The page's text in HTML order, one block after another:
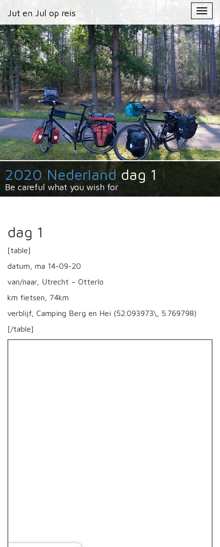
Jut en Jul op reis
Primary
Menu
Jut en Jul op reis
2020 Nederlanddag 1
Be careful what you wish for
dag 1
[table]
datum, ma 14-09-20
van/naar, Utrecht – Otterlo
km fietsen, 74km
verblijf, Camping Berg en Hei (52.093973\, 5.769798)
[/table]